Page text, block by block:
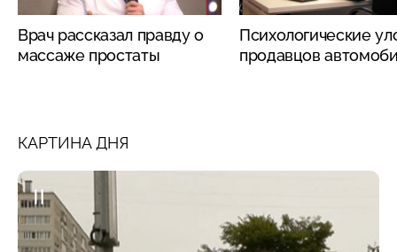
Врач рассказал правду о
массаже простаты
Психологические
продавцов
КАРТИНА ДНЯ